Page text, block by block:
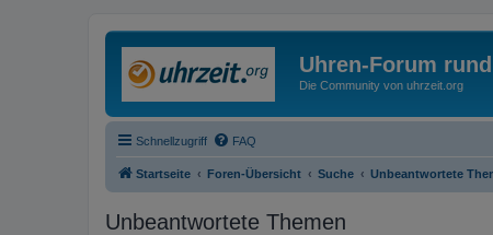
Uhren-Forum
Die Community von uhrzeit.org
Schnellzugriff FAQ
Startseite Foren-Übersicht Suche Unbeantwortete
Unbeantwortete Themen